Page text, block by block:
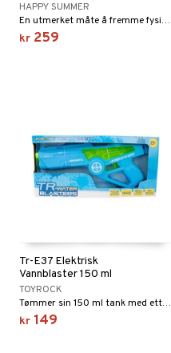
HAPPY SUMMER
En utmerket måte å fremme fysisk aktivitet på!
kr 259
Tr-E37 Elektrisk
Vannblaster 150 ml
TOYROCK
Tømmer sin 150 ml tank med ett eneste drag!
kr 149